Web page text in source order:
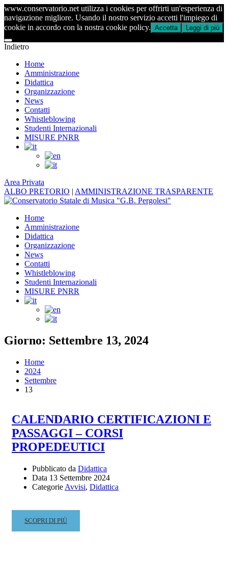
www.conservatorio.net utilizza i cookies per offrirti un'esperienza di
navigazione migliore. Usando il nostro servizio accetti l'impiego di
cookie in accordo con la nostra cookie policy. Accetta Leggi di più
Indietro
Home
Amministrazione
Didattica
Organizzazione
News
Contatti
Whistleblowing
Studenti Internazionali
MISURE PNRR
Area Privata
ALBO PRETORIO | AMMINISTRAZIONE TRASPARENTE
Home
Amministrazione
Didattica
Organizzazione
News
Contatti
Whistleblowing
Studenti Internazionali
MISURE PNRR
Giorno: Settembre 13, 2024
Home
2024
Settembre
13
CALENDARIO CERTIFICAZIONI E
PASSAGGI – CORSI
PROPEDEUTICI
Pubblicato da Didattica
Data 13 Settembre 2024
Categorie Avvisi, Didattica
READ
MORE
SCOPRI DI PIÙ